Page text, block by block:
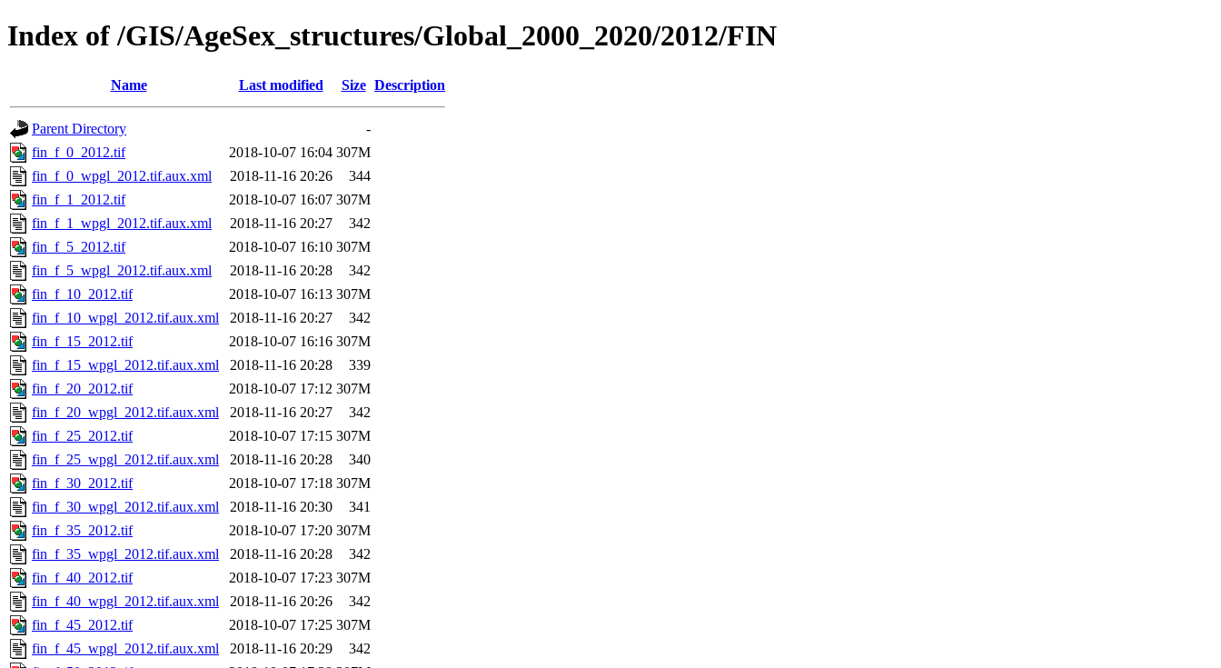
Index of /GIS/AgeSex_structures/Global_2000_2020/2012/FIN
Name Last modified Size Description
Parent Directory
-
fin_f_0_2012.tif
2018-10-07 16:04 307M
fin_f_0_wpgl_2012.tif.aux.xml
2018-11-16 20:26
344
fin_f_1_2012.tif
2018-10-07 16:07 307M
fin_f_1_wpgl_2012.tif.aux.xml
2018-11-16 20:27
342
fin_f_5_2012.tif
2018-10-07 16:10 307M
fin_f_5_wpgl_2012.tif.aux.xml
2018-11-16 20:28
342
fin_f_10_2012.tif
2018-10-07 16:13 307M
fin_f_10_wpgl_2012.tif.aux.xml
2018-11-16 20:27
342
fin_f_15_2012.tif
2018-10-07 16:16 307M
fin_f_15_wpgl_2012.tif.aux.xml
2018-11-16 20:28
339
fin_f_20_2012.tif
2018-10-07 17:12 307M
fin_f_20_wpgl_2012.tif.aux.xml
2018-11-16 20:27
342
fin_f_25_2012.tif
2018-10-07 17:15 307M
fin_f_25_wpgl_2012.tif.aux.xml
2018-11-16 20:28
340
fin_f_30_2012.tif
2018-10-07 17:18 307M
fin_f_30_wpgl_2012.tif.aux.xml
2018-11-16 20:30
341
fin_f_35_2012.tif
2018-10-07 17:20 307M
fin_f_35_wpgl_2012.tif.aux.xml
2018-11-16 20:28
342
fin_f_40_2012.tif
2018-10-07 17:23 307M
fin_f_40_wpgl_2012.tif.aux.xml
2018-11-16 20:26
342
fin_f_45_2012.tif
2018-10-07 17:25 307M
fin_f_45_wpgl_2012.tif.aux.xml
2018-11-16 20:29
342